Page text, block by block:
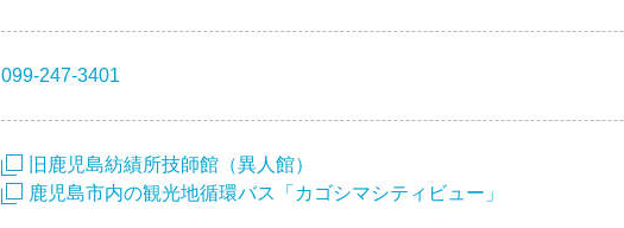
099-247-3401
旧鹿児島紡績所技師館（異人館）
鹿児島市内の観光地循環バス「カゴシマシティビュー」